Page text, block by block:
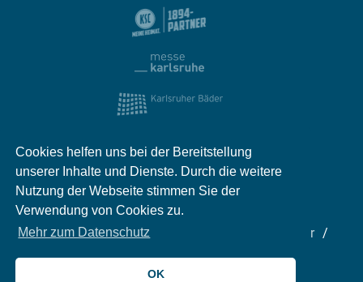
Cookies helfen uns bei der Bereitstellung
unserer Inhalte und Dienste. Durch die weitere
Nutzung der Webseite stimmen Sie der
Verwendung von Cookies zu.
Mehr zum Datenschutz
OK
Impressum Kontakt
Partner
© 2026 meinKA